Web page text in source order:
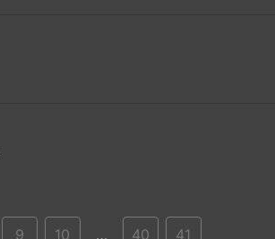
9 10 … 40 41